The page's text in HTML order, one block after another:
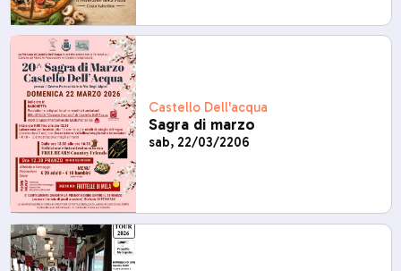
Castello Dell'acqua
Sagra di marzo
sab, 22/03/2206